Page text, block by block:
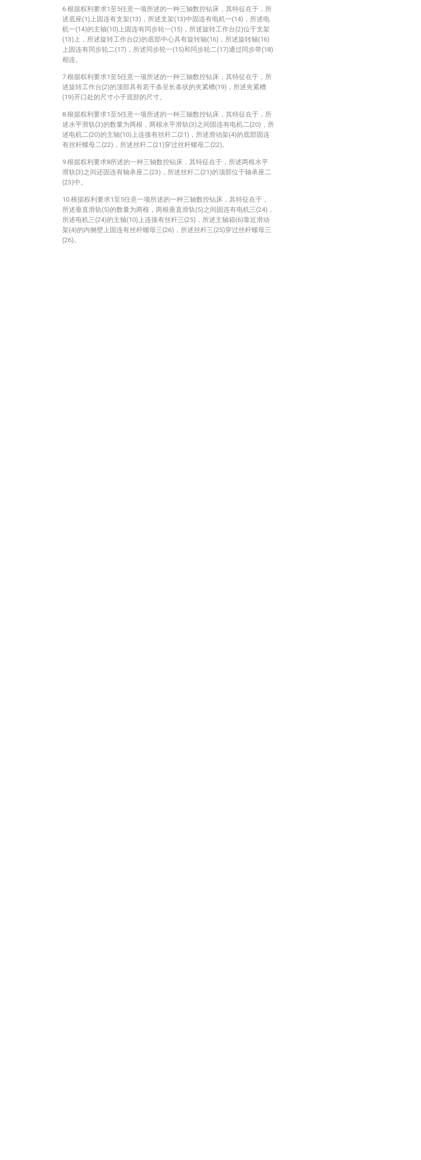
6.根据权利要求1至5任意一项所述的一种三轴数控钻床，其特征在于，所
述底座(1)上固连有支架(13)，所述支架(13)中固连有电机一(14)，所述电
机一(14)的主轴(10)上固连有同步轮一(15)，所述旋转工作台(2)位于支架
(13)上，所述旋转工作台(2)的底部中心具有旋转轴(16)，所述旋转轴(16)
上固连有同步轮二(17)，所述同步轮一(15)和同步轮二(17)通过同步带(18)
相连。
7.根据权利要求1至5任意一项所述的一种三轴数控钻床，其特征在于，所
述旋转工作台(2)的顶部具有若干条呈长条状的夹紧槽(19)，所述夹紧槽
(19)开口处的尺寸小于底部的尺寸。
8.根据权利要求1至5任意一项所述的一种三轴数控钻床，其特征在于，所
述水平滑轨(3)的数量为两根，两根水平滑轨(3)之间固连有电机二(20)，所
述电机二(20)的主轴(10)上连接有丝杆二(21)，所述滑动架(4)的底部固连
有丝杆螺母二(22)，所述丝杆二(21)穿过丝杆螺母二(22)。
9.根据权利要求8所述的一种三轴数控钻床，其特征在于，所述两根水平
滑轨(3)之间还固连有轴承座二(23)，所述丝杆二(21)的顶部位于轴承座二
(23)中。
10.根据权利要求1至5任意一项所述的一种三轴数控钻床，其特征在于，
所述垂直滑轨(5)的数量为两根，两根垂直滑轨(5)之间固连有电机三(24)，
所述电机三(24)的主轴(10)上连接有丝杆三(25)，所述主轴箱(6)靠近滑动
架(4)的内侧壁上固连有丝杆螺母三(26)，所述丝杆三(25)穿过丝杆螺母三
(26)。